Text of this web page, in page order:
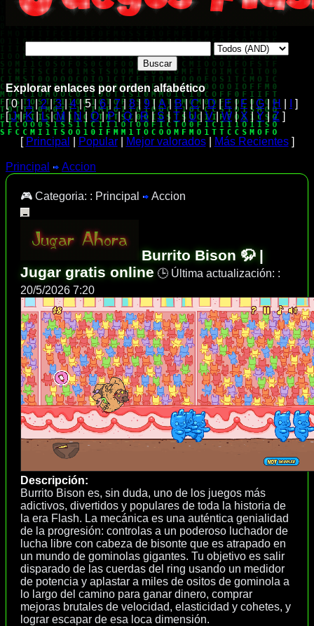
Explorar enlaces por orden alfabético
[ 0 |1|2|3|4| 5 |6|7| 8| 9| A| B|C|D|E | F |G| H
]
[J|K|L|M |N | O|P|Q|R |S |T| U|V|W |X |Y| Z ]
[ Principal Popular| Mejor valorados| Más Recientes]
Principal Accion
🎮 Categoria: : Principal Accion
Burrito Bison 🦬 |
Jugar gratis online 🕒 Última actualización: :
20/5/2026 7:20
Descripción:
Burrito Bison es, sin duda, uno de los juegos más
adictivos, divertidos y populares de toda la historia de
la era Flash. La mecánica es una auténtica genialidad
de la progresión: controlas a un poderoso luchador de
lucha libre con cabeza de bisonte que es atrapado en
un mundo de gominolas gigantes. Tu objetivo es salir
disparado de las cuerdas del ring usando un medidor
de potencia y aplastar a miles de ositos de gominola a
lo largo del camino para ganar dinero, comprar
mejoras brutales de velocidad, elasticidad y cohetes, y
lograr escapar de esa loca dimensión.